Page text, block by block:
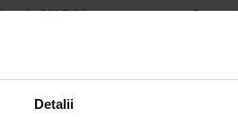
Detalii
de ECOTIC în parteneriat cu
how norvegian în managementul